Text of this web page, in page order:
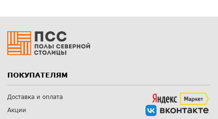
ПОКУПАТЕЛЯМ
Доставка и оплата
Акции